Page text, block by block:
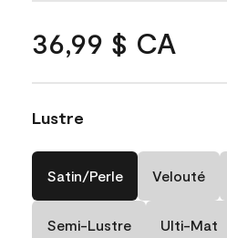
36,99 $ CA
Lustre
Satin/Perle Velouté
Semi-Lustre Ulti-Mat